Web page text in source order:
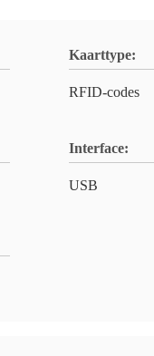
Kaarttype:
RFID-codes
Interface:
USB